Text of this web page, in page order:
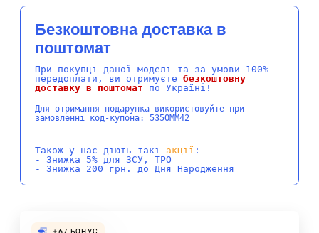
Безкоштовна доставка в
поштомат
При покупці даної моделі та за умови 100%
передоплати, ви отримуєте безкоштовну
доставку в поштомат по Україні!
Для отримання подарунка використовуйте при
замовленні код-купона: 535OMM42
Також у нас діють такі акції :
- Знижка 5% для ЗСУ, ТРО
- Знижка 200 грн. до Дня Народження